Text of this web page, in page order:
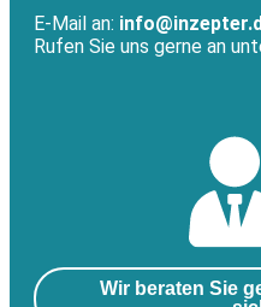
E-Mail an:
Rufen Sie uns gerne an
Wir beraten Sie